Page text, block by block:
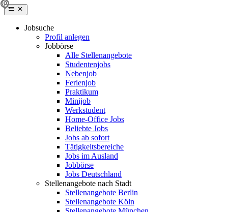
Jobsuche
Profil anlegen
Jobbörse
Alle Stellenangebote
Studentenjobs
Nebenjob
Ferienjob
Praktikum
Minijob
Werkstudent
Home-Office Jobs
Beliebte Jobs
Jobs ab sofort
Tätigkeitsbereiche
Jobs im Ausland
Jobbörse
Jobs Deutschland
Stellenangebote nach Stadt
Stellenangebote Berlin
Stellenangebote Köln